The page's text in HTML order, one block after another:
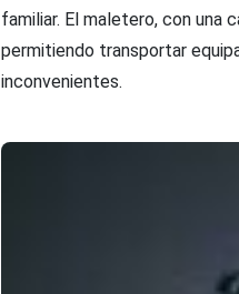
familiar. El maletero, con una
permitiendo transportar
inconvenientes.